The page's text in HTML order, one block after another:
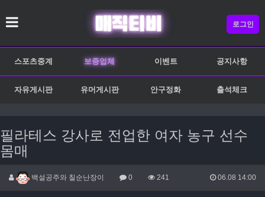
로그인
스포츠중계 보증업체 이벤트 공지사항
자유게시판 유머게시판 안구정화 출석체크
필라테스 강사로 전업한 여자 농구 선수
몸매
백설공주와 칠순난장이 0 241 06.08 14:00